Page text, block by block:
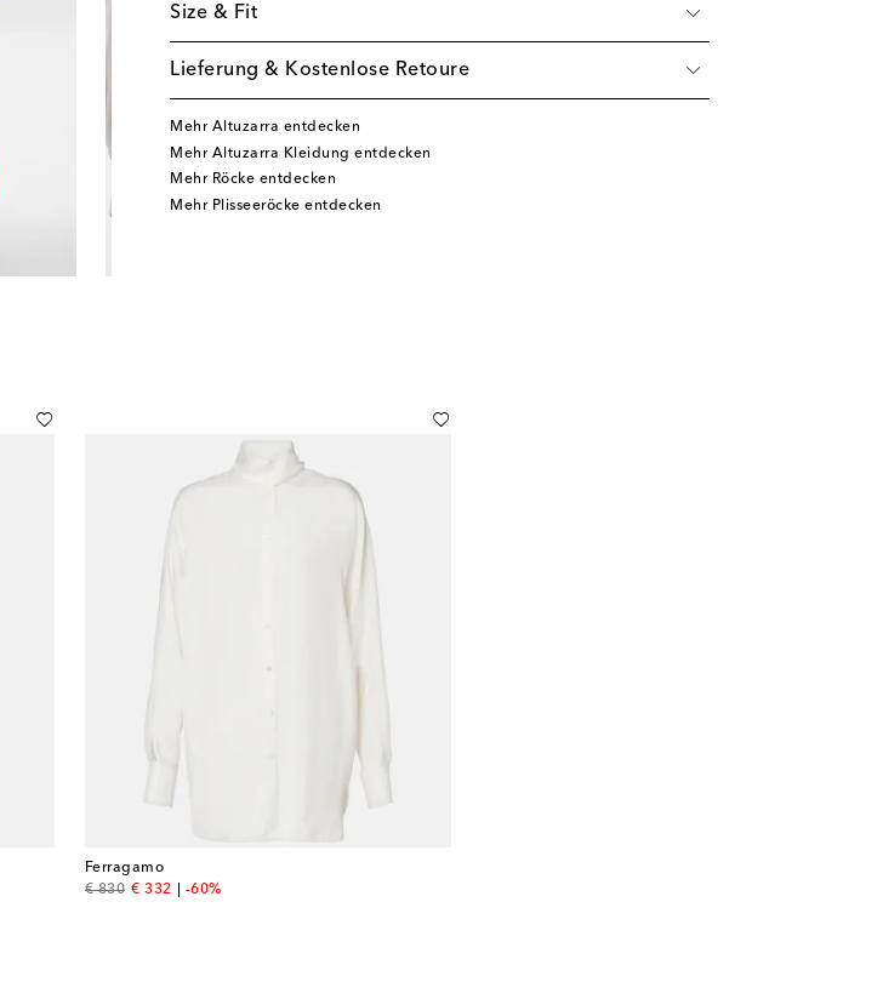
Size & Fit
Lieferung & Kostenlose Retoure
Mehr Altuzarra entdecken
Mehr Altuzarra Kleidung entdecken
Mehr Röcke entdecken
Mehr Plisseeröcke entdecken
Ferragamo
€ 830
original price
€ 332
discount price
-60%